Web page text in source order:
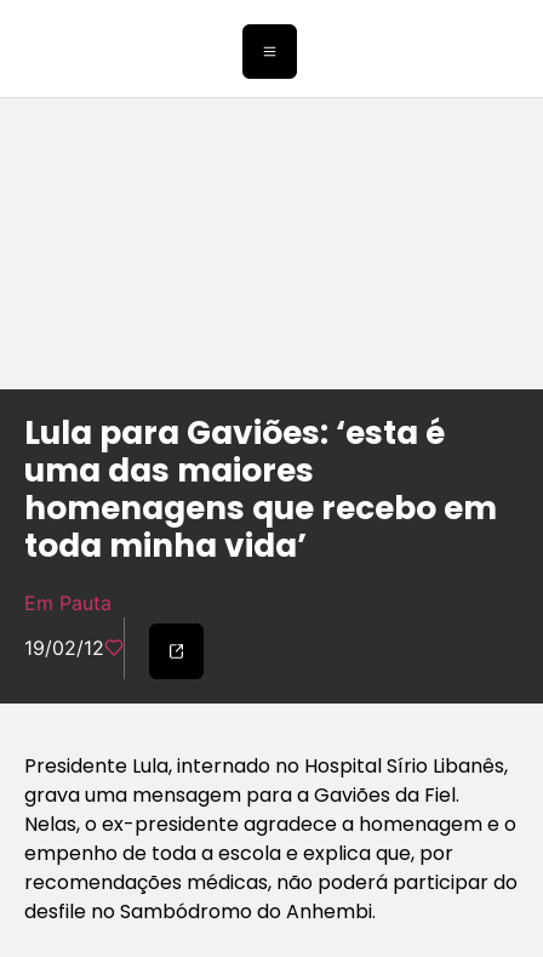
Lula para Gaviões: ‘esta é
uma das maiores
homenagens que recebo em
toda minha vida’
Em Pauta
19/02/12
Presidente Lula, internado no Hospital Sírio Libanês,
grava uma mensagem para a Gaviões da Fiel.
Nelas, o ex-presidente agradece a homenagem e o
empenho de toda a escola e explica que, por
recomendações médicas, não poderá participar do
desfile no Sambódromo do Anhembi.